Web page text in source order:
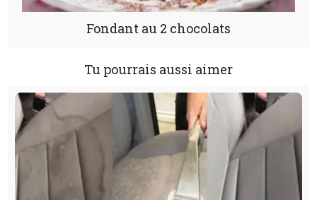
Fondant au 2 chocolats
Tu pourrais aussi aimer